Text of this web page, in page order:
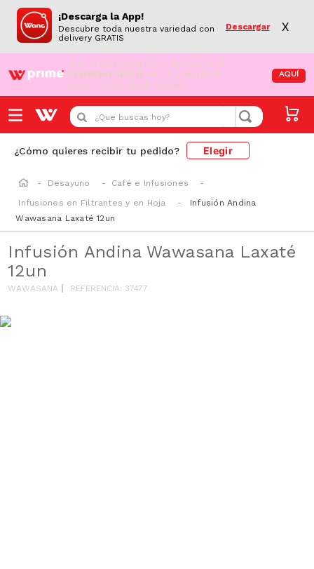
¡Descarga la App!
Descubre toda nuestra variedad con
delivery GRATIS
Descargar X
¡Aún no eres Wong Prime! Aprovecha el
DESPACHO GRATIS en tus compras de
supermercado desde S/79.90
AQUÍ
¿Que buscas hoy?
¿Cómo quieres recibir tu pedido? Elegir
Desayuno
Café e Infusiones
Infusiones en Filtrantes y en Hoja
Infusión Andina
Wawasana Laxaté 12un
Infusión Andina Wawasana Laxaté
12un
WAWASANA REFERENCIA: 37477